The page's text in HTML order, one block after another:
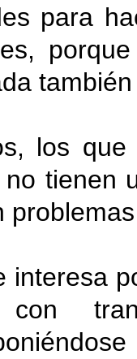
para
los
tienen
interesa